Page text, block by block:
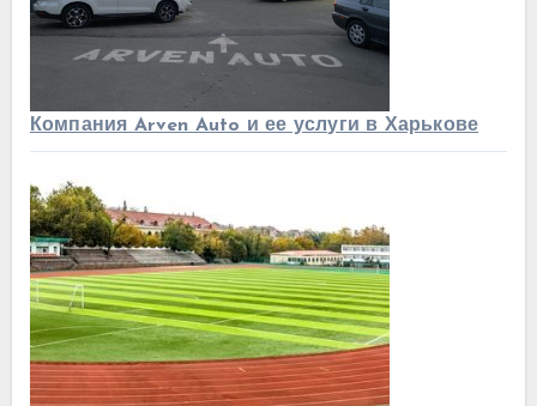
Компания Arven Auto и ее услуги в Харькове